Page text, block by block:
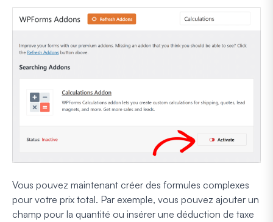
Vous pouvez maintenant créer des formules complexes
pour votre prix total. Par exemple, vous pouvez ajouter un
champ pour la quantité ou insérer une déduction de taxe